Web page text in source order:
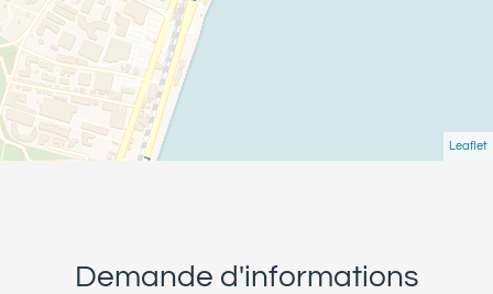
Leaflet
Demande d'informations